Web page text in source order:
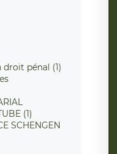
pénal (1)
(1)
SCHENGEN